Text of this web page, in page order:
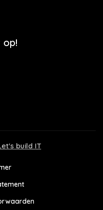
op!
build IT